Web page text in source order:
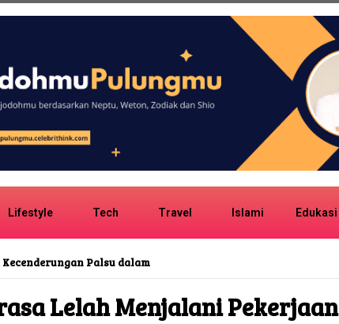
Lifestyle Tech Travel Islami Edukasi
MK Terkait MBG
Lelah Menjalani Pekerjaan